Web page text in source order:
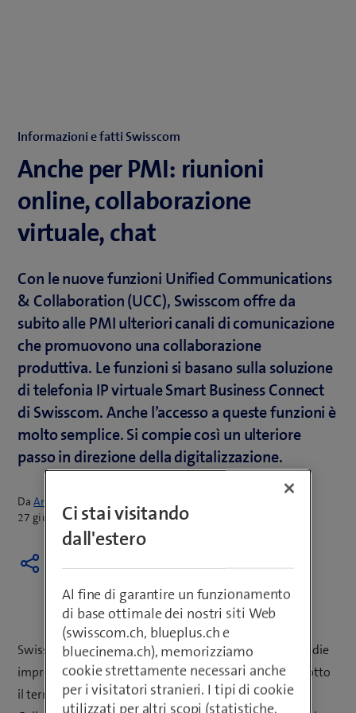
Informazioni e fatti Swisscom
Anche per PMI: riunioni
online, collaborazione
virtuale, chat
Con le nuove funzioni Unified Communications
& Collaboration (UCC), Swisscom offre da
subito alle PMI ulteriori canali di comunicazione
che promuovono una collaborazione
produttiva. Le funzioni si basano sulla soluzione
di telefonia IP virtuale Smart Business Connect
di Swisscom. Anche l’accesso a queste funzioni è
molto semplice. Si compie così un ulteriore
passo in direzione della digitalizzazione.
DaArmin Schädeli
27 giugno 2017
Swisscom completa la propria offerta per piccole e medie
imprese con funzioni di collaborazione raggruppate sotto
il termine specialistico di Unified Communications &
Ci stai visitando
dall'estero
Al fine di garantire un funzionamento
di base ottimale dei nostri siti Web
(swisscom.ch, blueplus.ch e
bluecinema.ch), memorizziamo
cookie strettamente necessari anche
per i visitatori stranieri. I tipi di cookie
utilizzati per altri scopi (statistiche,